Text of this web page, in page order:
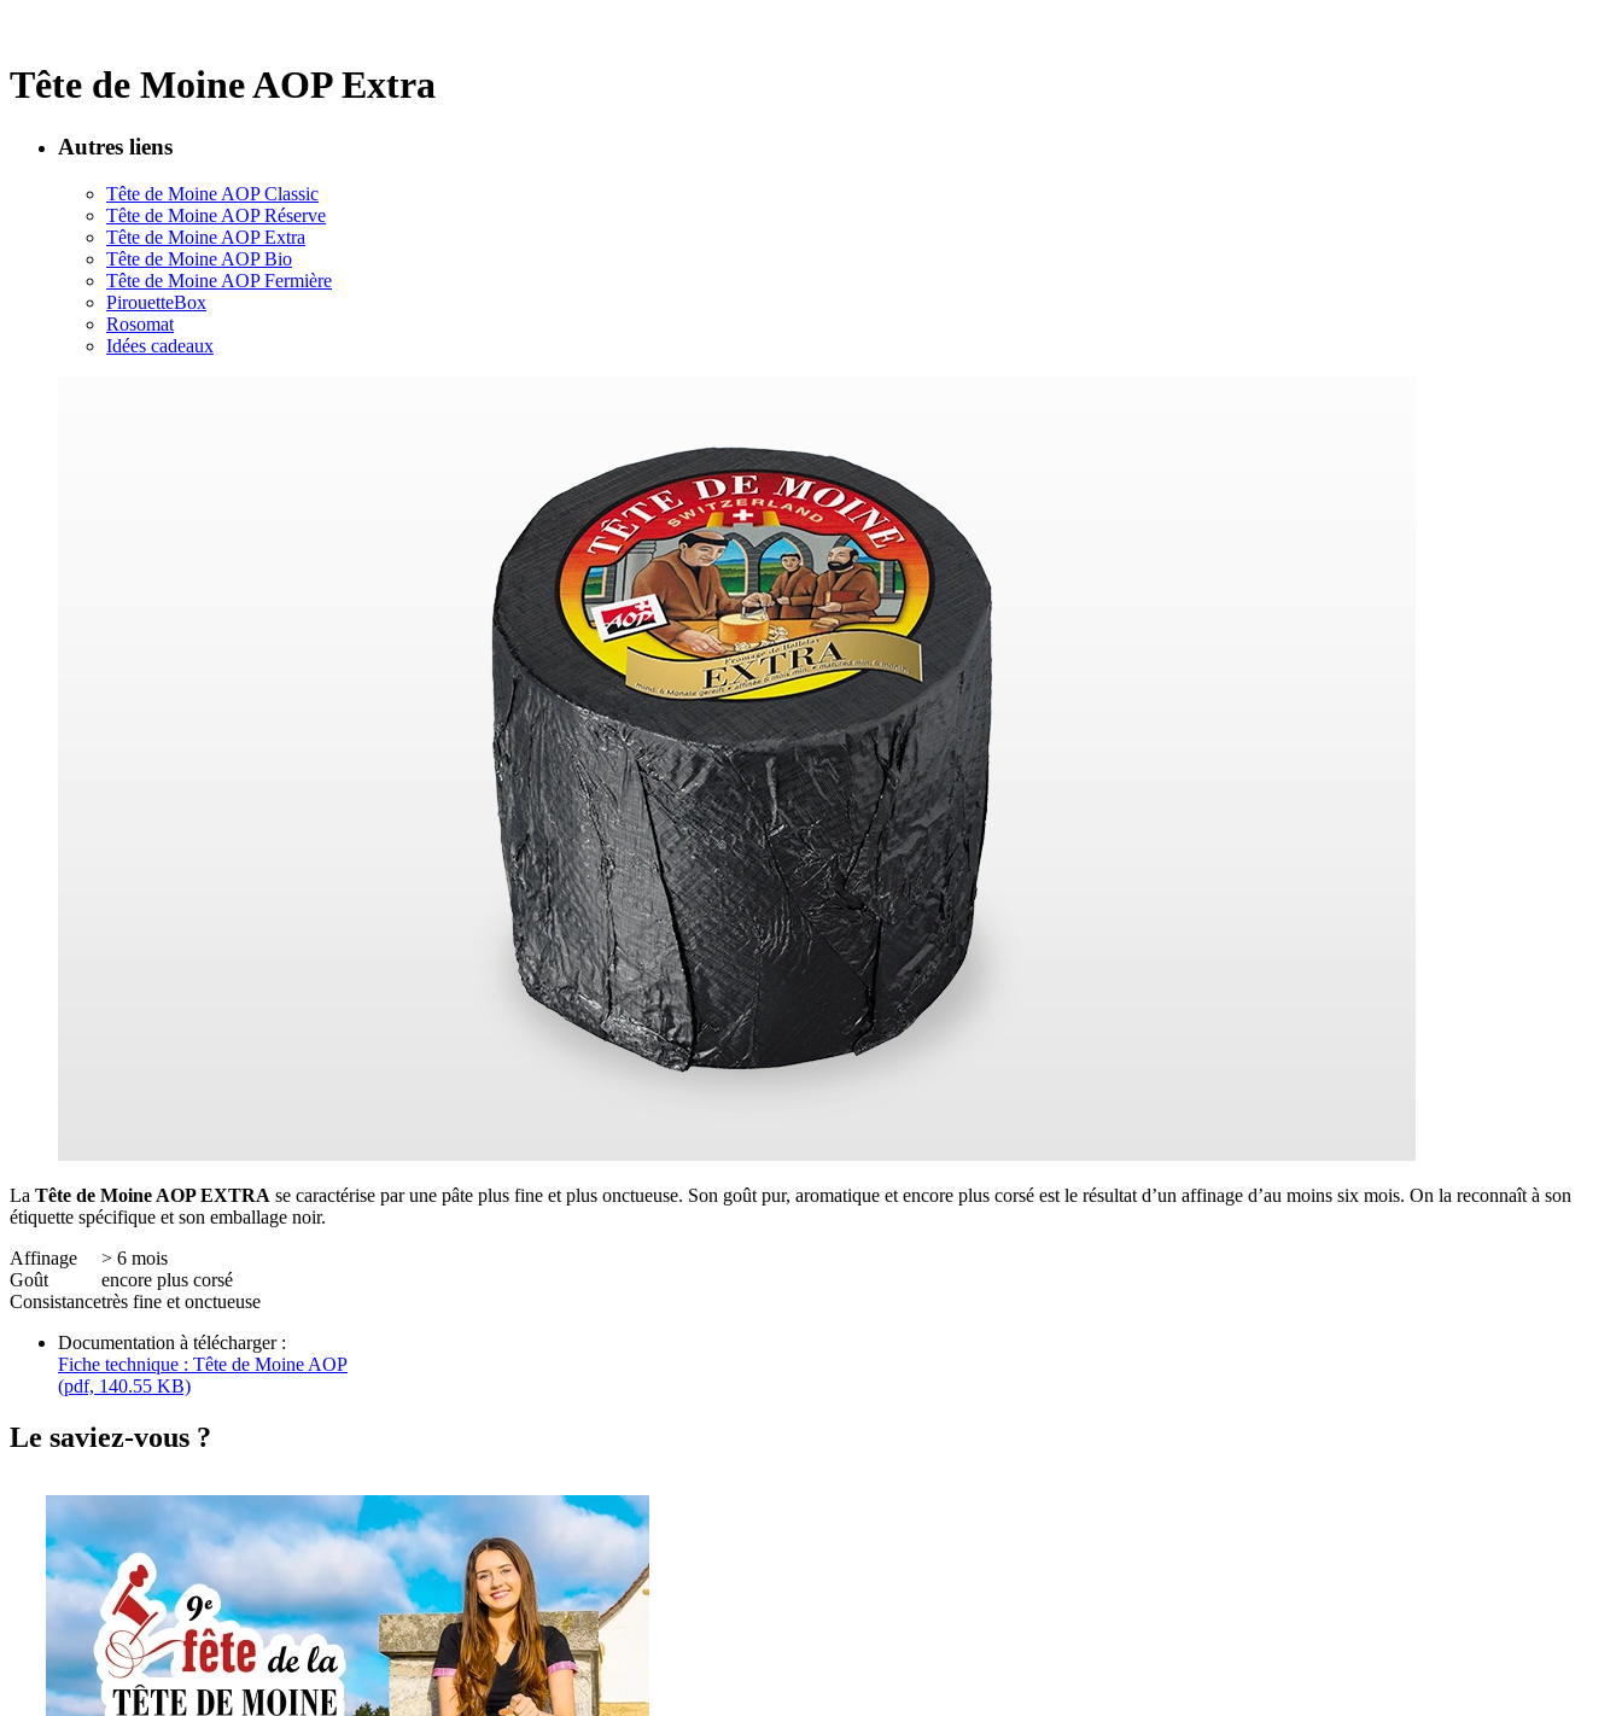
Tête de Moine AOP Extra
Autres liens
Tête de Moine AOP Classic
Tête de Moine AOP Réserve
Tête de Moine AOP Extra
Tête de Moine AOP Bio
Tête de Moine AOP Fermière
PirouetteBox
Rosomat
Idées cadeaux
La Tête de Moine AOP EXTRA se caractérise par une pâte plus fine et plus onctueuse. Son goût pur, aromatique et encore plus corsé est le résultat d’un affinage d’au moins six mois. On la reconnaît à son
étiquette spécifique et son emballage noir.
Affinage
> 6 mois
Goût
encore plus corsé
Consistancetrès fine et onctueuse
Documentation à télécharger :
Fiche technique : Tête de Moine AOP
(pdf, 140.55 KB)
Le saviez-vous ?